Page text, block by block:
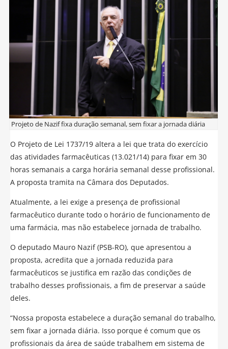
Projeto de Nazif fixa duração semanal, sem fixar a jornada diária
O Projeto de Lei 1737/19 altera a lei que trata do exercício
das atividades farmacêuticas (13.021/14) para fixar em 30
horas semanais a carga horária semanal desse profissional.
A proposta tramita na Câmara dos Deputados.
Atualmente, a lei exige a presença de profissional
farmacêutico durante todo o horário de funcionamento de
uma farmácia, mas não estabelece jornada de trabalho.
O deputado Mauro Nazif (PSB-RO), que apresentou a
proposta, acredita que a jornada reduzida para
farmacêuticos se justifica em razão das condições de
trabalho desses profissionais, a fim de preservar a saúde
deles.
“Nossa proposta estabelece a duração semanal do trabalho,
sem fixar a jornada diária. Isso porque é comum que os
profissionais da área de saúde trabalhem em sistema de